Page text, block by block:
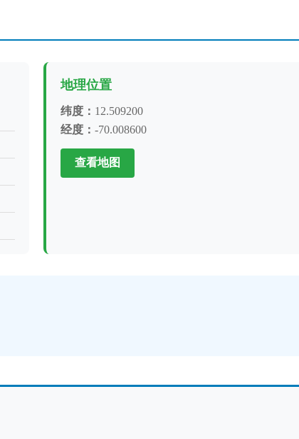
地理位置
纬度： 12.509200
经度： -70.008600
查看地图